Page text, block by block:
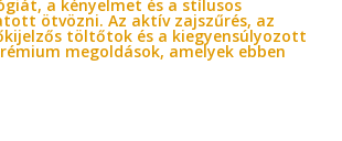
a kényelmet és a stílusos
ötvözni. Az aktív zajszűrés, az
töltőtok és a kiegyensúlyozott
megoldások, amelyek ebben